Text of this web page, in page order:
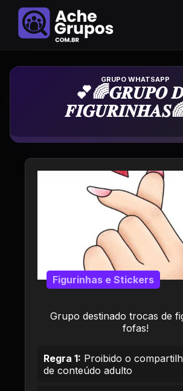
Grupo de
💕🌈𝑮𝑹𝑼𝑷𝑶
Grupo destinado trocas de
fofas!
Figurinhas e Stickers
Regra 1: Proibido o
de conteúdo adulto